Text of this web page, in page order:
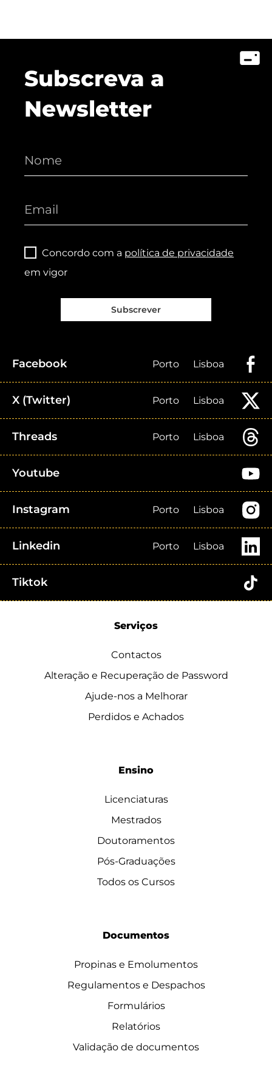
Subscreva a
Newsletter
Concordo com a política de privacidade
em vigor
Subscrever
Facebook Porto Lisboa
X (Twitter) Porto Lisboa
Threads Porto Lisboa
Youtube
Instagram Porto Lisboa
Linkedin Porto Lisboa
Tiktok
Serviços
Contactos
Alteração e Recuperação de Password
Ajude-nos a Melhorar
Perdidos e Achados
Ensino
Licenciaturas
Mestrados
Doutoramentos
Pós-Graduações
Todos os Cursos
Documentos
Propinas e Emolumentos
Regulamentos e Despachos
Formulários
Relatórios
Validação de documentos